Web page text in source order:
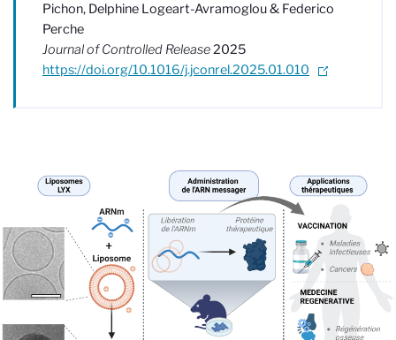
Pichon, Delphine Logeart-Avramoglou & Federico
Perche
Journal of Controlled Release2025
https://doi.org/10.1016/j.jconrel.2025.01.010